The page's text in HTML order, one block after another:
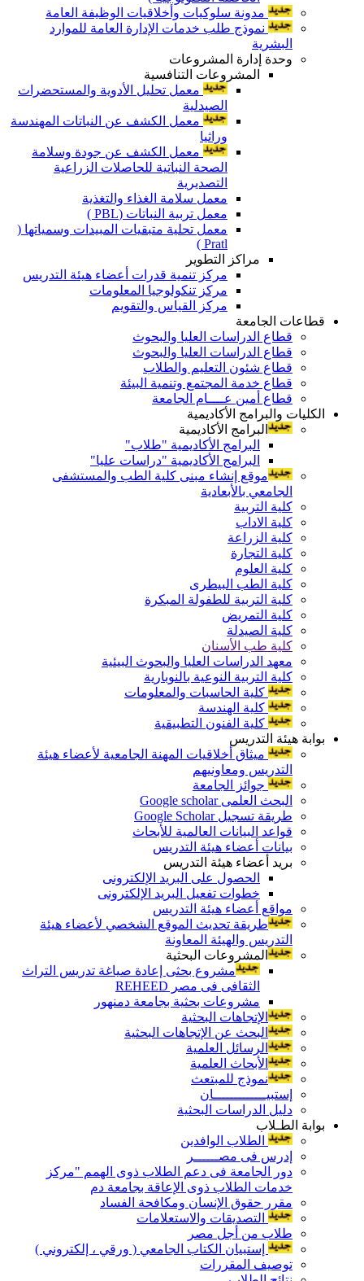
مدونة سلوكيات وأخلاقيات الوظيفة العامة
نموذج طلب خدمات الإدارة العامة للموارد
البشرية
وحدة إدارة المشروعات
المشروعات التنافسية
معمل تحليل الأدوية والمستحضرات
الصيدلية
معمل الكشف عن النباتات المهندسة
وراثيا
معمل الكشف عن جودة وسلامة
الصحة النباتية للحاصلات الزراعية
التصديرية
معمل سلامة الغذاء والتغذية
معمل تربية النباتات (PBL )
معمل تحلية متبقيات المبيدات وسمياتها (
Pratl )
مراكز التطوير
مركز تنمية قدرات أعضاء هيئة التدريس
مركز تنكولوجيا المعلومات
مركز القياس والتقويم
قطاعات الجامعة
قطاع الدراسات العليا والبحوث
قطاع الدراسات العليا والبحوث
قطاع شئون التعليم والطلاب
قطاع خدمة المجتمع وتنمية البيئة
قطاع أمين عــــام الجامعة
الكليات والبرامج الأكاديمية
البرامج الأكاديمية
البرامج الأكاديمية "طلاب"
البرامج الأكاديمية "دراسات عليا"
موقع إنشاء مبنى كلية الطب والمستشفى
الجامعي بالأبعادية
كلية التربية
كلية الاداب
كلية الزراعة
كلية التجارة
كلية العلوم
كلية الطب البيطرى
كلية التربية للطفولة المبكرة
كلية التمريض
كلية الصيدلة
كلية طب الأسنان
معهد الدراسات العليا والبحوث البيئية
كلية التربية النوعية بالنوبارية
كلية الحاسبات والمعلومات
كلية الهندسة
كلية الفنون التطبيقية
بوابة هيئة التدريس
ميثاق أخلاقيات المهنة الجامعية لأعضاء هيئة
التدريس ومعاونيهم
جوائز الجامعة
البحث العلمى Google scholar
طريقة تسجيل Google Scholar
قواعد البيانات العالمية للأبحاث
بيانات أعضاء هيئة التدريس
بريد أعضاء هيئة التدريس
الحصول على البريد الإلكترونى
خطوات تفعيل البريد الإلكترونى
مواقع أعضاء هيئة التدريس
طريقة تحديث الموقع الشخصي لأعضاء هيئة
التدريس والهيئة المعاونة
المشروعات البحثية
مشروع بحثى إعادة صياغة تدريس التراث
الثقافى فى مصر REHEED
مشروعات بحثية بجامعة دمنهور
الإتجاهات البحثية
البحث عن الإتجاهات البحثية
الرسائل العلمية
الأبحاث العلمية
نموذج للمبتعث
إستبيـــــــــــــان
دليل الدراسات البحثية
بوابة الطـلاب
الطلاب الوافدين
إدرس فى مصــــــر
دور الجامعة فى دعم الطلاب ذوى الهمم "مركز
خدمات الطلاب ذوى الإعاقة بجامعة دم
مقرر حقوق الإنسان ومكافحة الفساد
التصديقات والاستعلامات
طلاب من أجل مصر
إستبيان الكتاب الجامعي ( ورقي ، إلكتروني )
توصيف المقررات